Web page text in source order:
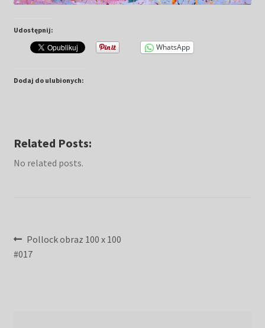
Udostępnij:
WhatsApp
Dodaj do ulubionych:
Related Posts:
No related posts.
Nawigacja
wpisu
Poprzedni
wpis:
Pollock obraz 100 x 100
#017